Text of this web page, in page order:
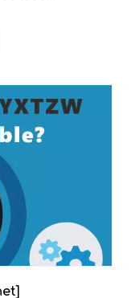
¿Qué es el cable de fibra óptica Mine cable MGXTW?
se utiliza
blindado con
tubo
de tubo
tubo
en
aéreosTipo：